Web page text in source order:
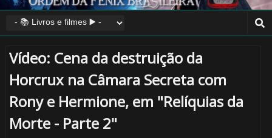
Vídeo: Cena da destruição da
Horcrux na Câmara Secreta com
Rony e Hermione, em "Relíquias da
Morte - Parte 2"